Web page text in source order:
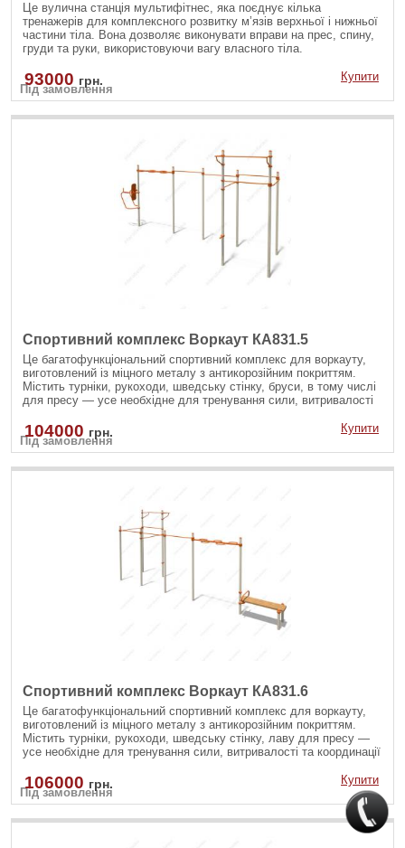
Це вулична станція мультифітнес, яка поєднує кілька
тренажерів для комплексного розвитку м’язів верхньої і нижньої
частини тіла. Вона дозволяє виконувати вправи на прес, спину,
груди та руки, використовуючи вагу власного тіла.
Під замовлення
93000 грн. Купити
Спортивний комплекс Воркаут КА831.5
Це багатофункціональний спортивний комплекс для воркауту,
виготовлений із міцного металу з антикорозійним покриттям.
Містить турніки, рукоходи, шведську стінку, бруси, в тому числі
для пресу — усе необхідне для тренування сили, витривалості
занять як дорослих, так і підлітків.
Під замовлення
104000 грн. Купити
Спортивний комплекс Воркаут КА831.6
Це багатофункціональний спортивний комплекс для воркауту,
виготовлений із міцного металу з антикорозійним покриттям.
Містить турніки, рукоходи, шведську стінку, лаву для пресу —
усе необхідне для тренування сили, витривалості та координації
так і підлітків.
Під замовлення
106000 грн. Купити